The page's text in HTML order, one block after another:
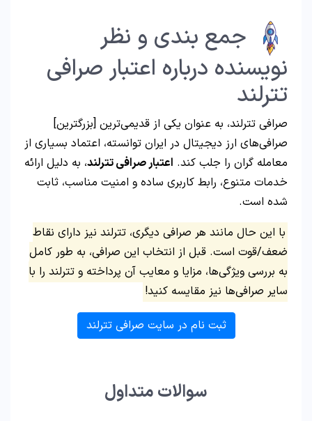
جمع بندی و نظر
نویسنده درباره اعتبار صرافی
تترلند
صرافی تترلند، به عنوان یکی از قدیمی‌ترین [بزرگترین]
صرافی‌های ارز دیجیتال در ایران توانسته، اعتماد بسیاری از
معامله گران را جلب کند. اعتبار صرافی تترلند، به دلیل ارائه
خدمات متنوع، رابط کاربری ساده و امنیت مناسب، ثابت
شده است.
با این حال مانند هر صرافی دیگری، تترلند نیز دارای نقاط
ضعف/قوت است. قبل از انتخاب این صرافی، به طور کامل
به بررسی ویژگی‌ها، مزایا و معایب آن پرداخته و تترلند را با
سایر صرافی‌ها نیز مقایسه کنید!
ثبت نام در سایت صرافی تترلند
سوالات متداول